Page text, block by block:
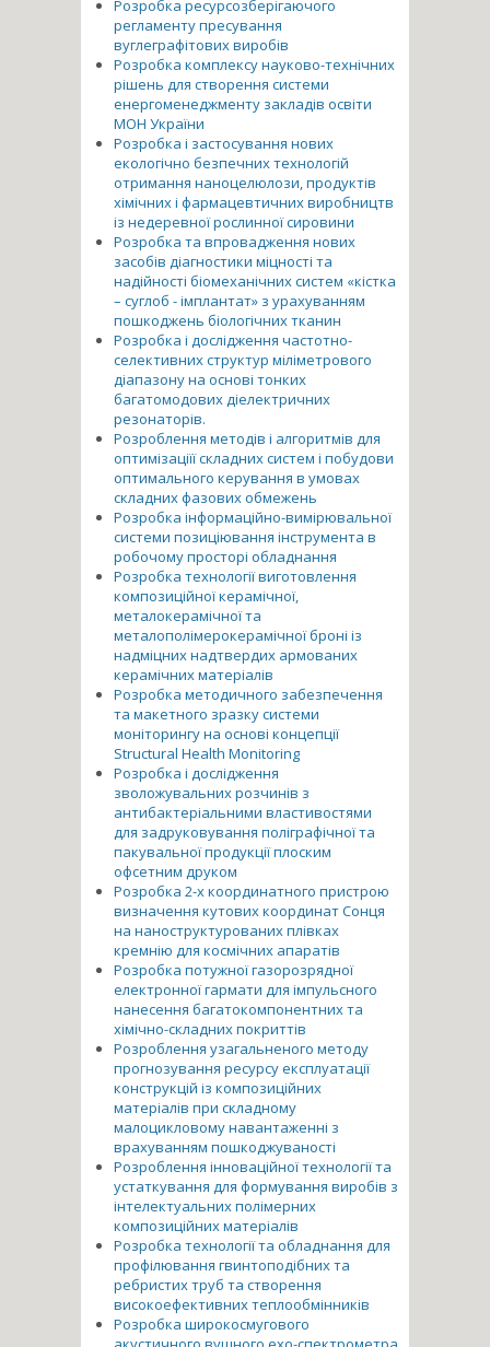
Розробка ресурсозберігаючого
регламенту пресування
вуглеграфітових виробів
Розробка комплексу науково-технічних
рішень для створення системи
енергоменеджменту закладів освіти
МОН України
Розробка і застосування нових
екологічно безпечних технологій
отримання наноцелюлози, продуктів
хімічних і фармацевтичних виробництв
із недеревної рослинної сировини
Розробка та впровадження нових
засобів діагностики міцності та
надійності біомеханічних систем «кістка
– суглоб - імплантат» з урахуванням
пошкоджень біологічних тканин
Розробка і дослідження частотно-
селективних структур міліметрового
діапазону на основі тонких
багатомодових діелектричних
резонаторів.
Розроблення методів і алгоритмів для
оптимізаціїї складних систем і побудови
оптимального керування в умовах
складних фазових обмежень
Розробка інформаційно-вимірювальної
системи позиціювання інструмента в
робочому просторі обладнання
Розробка технології виготовлення
композиційної керамічної,
металокерамічної та
металополімерокерамічної броні із
надміцних надтвердих армованих
керамічних матеріалів
Розробка методичного забезпечення
та макетного зразку системи
моніторингу на основі концепції
Structural Health Monitoring
Розробка і дослідження
зволожувальних розчинів з
антибактеріальними властивостями
для задруковування поліграфічної та
пакувальної продукції плоским
офсетним друком
Розробка 2-х координатного пристрою
визначення кутових координат Сонця
на наноструктурованих плівках
кремнію для космічних апаратів
Розробка потужної газорозрядної
електронної гармати для імпульсного
нанесення багатокомпонентних та
хімічно-складних покриттів
Розроблення узагальненого методу
прогнозування ресурсу експлуатації
конструкцій із композиційних
матеріалів при складному
малоцикловому навантаженні з
врахуванням пошкоджуваності
Розроблення інноваційної технології та
устаткування для формування виробів з
інтелектуальних полімерних
композиційних матеріалів
Розробка технології та обладнання для
профілювання гвинтоподібних та
ребристих труб та створення
високоефективних теплообмінників
Розробка широкосмугового